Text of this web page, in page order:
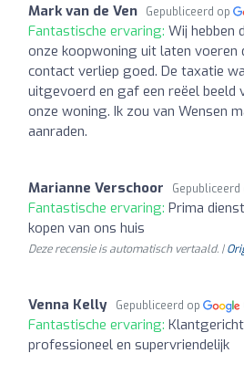
Mark van de Ven Gepubliceerd op
Fantastische ervaring: Wij hebben
onze koopwoning uit laten voeren
contact verliep goed. De taxatie
uitgevoerd en gaf een reëel beeld
onze woning. Ik zou van Wensen
aanraden.
Marianne Verschoor Gepubliceerd
Fantastische ervaring: Prima
kopen van ons huis
Deze recensie is automatisch vertaald. |
Venna Kelly Gepubliceerd op
Fantastische ervaring:
professioneel en supervriendelijk